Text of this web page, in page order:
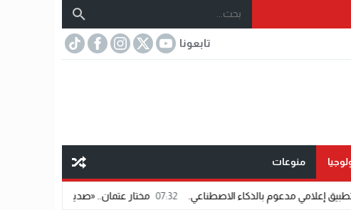
تابعونا
منوعات
بالذكاء الاصطناعي. 07:32 مختار عتمان.. «صديق المشاهير».. اسم شاب يفرض